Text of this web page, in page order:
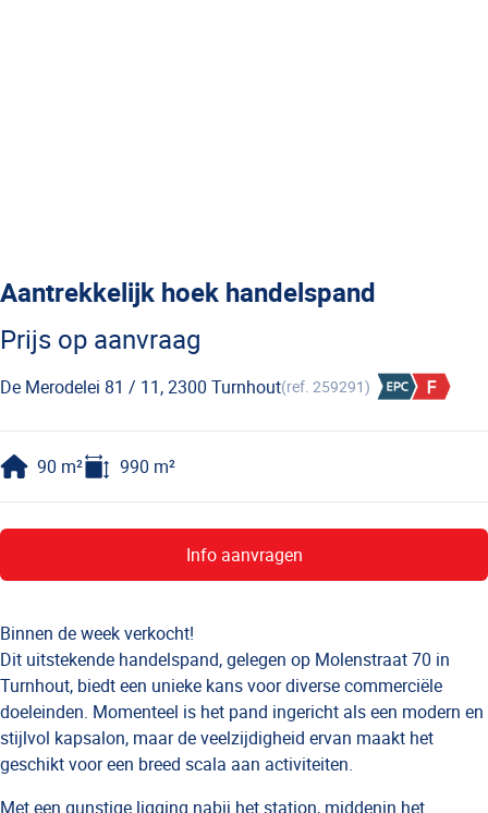
Aantrekkelijk hoek handelspand
Prijs op aanvraag
De Merodelei 81 / 11, 2300 Turnhout(ref. 259291)
90 m² 990 m²
Info aanvragen
Binnen de week verkocht!
Dit uitstekende handelspand, gelegen op Molenstraat 70 in
Turnhout, biedt een unieke kans voor diverse commerciële
doeleinden. Momenteel is het pand ingericht als een modern en
stijlvol kapsalon, maar de veelzijdigheid ervan maakt het
geschikt voor een breed scala aan activiteiten.
Met een gunstige ligging nabij het station, middenin het